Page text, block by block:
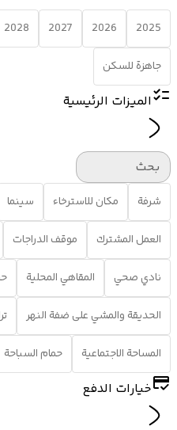
2025
2026
2027
2028
جاهزة للسكن
الميزات الرئيسية
بحث
شرفة مكان للاسترخاء سينما
العمل المشترك موقف الدراجات
نادي صحي المقاهي المحلية
الحديقة والمشي على ضفة النهر
المساحة الاجتماعية حمام السباحة
خيارات الدفع